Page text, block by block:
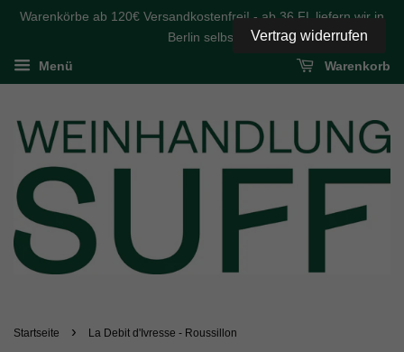
Warenkörbe ab 120€ Versandkostenfrei! - ab 36 FL liefern wir in
Berlin selbst
Menü Warenkorb
Startseite › La Debit d'Ivresse - Roussillon
Vertrag widerrufen